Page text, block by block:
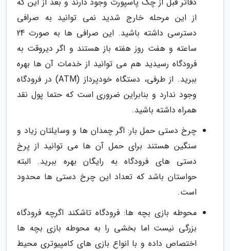
از این مرحله خارج شدید نمی توانید به صرافی
دسترسی داشته باشید. این صرافی ها به صورت 24
ساعته و هفت روز هفته باز هستند و اگر دیروقت به
فرودگاه رسیدید هم می توانید از خدمات آن ها بهره
ببرید. از طرفی، دستگاه خودپرداز (ATM) در فرودگاه
وجود ندارد و بنابراین ضروری است که حتما پول نقد
همراه داشته باشید.
چرخ دستی حمل بار: اگر چمدان ها و وسایلتان زیاد و
سنگین هستند برای حمل آن ها می توانید از پرخ
دستی های فرودگاه به رایگان بهره ببرید. البته
حواستان باشد که تعداد این چرخ دستی ها محدود
است.
محوطه بازی بچه ها: فرودگاه تاشکند اگرچه فرودگاه
بزرگی نیست اما بخشی را به محوطه بازی بچه ها
اختصاص داده و با انواع بازی های کامپیوتری محیط